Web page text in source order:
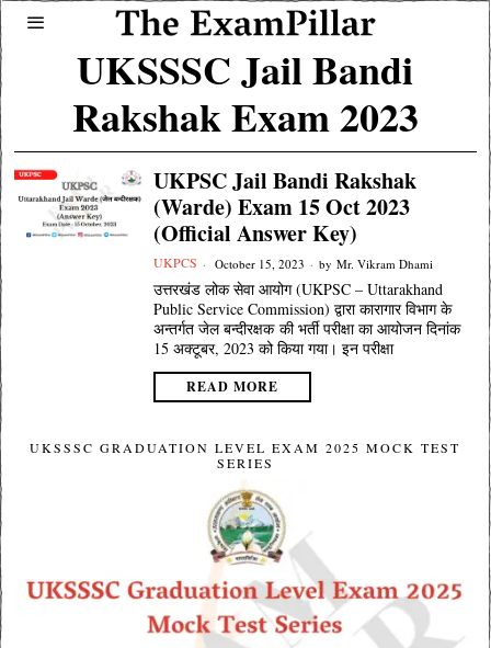
UKSSSC Jail Bandi
Rakshak Exam 2023
UKPSC Jail Bandi Rakshak
(Warde) Exam 15 Oct 2023
(Official Answer Key)
UKPCS October 15, 2023 by Mr. Vikram Dhami
उत्तरखंड लोक सेवा आयोग (UKPSC – Uttarakhand
Public Service Commission) द्वारा कारागार विभाग के
अन्तर्गत जेल बन्दीरक्षक की भर्ती परीक्षा का आयोजन दिनांक
15 अक्टूबर, 2023 को किया गया। इन परीक्षा
READ MORE
UKSSSC GRADUATION LEVEL EXAM 2025 MOCK TEST
SERIES